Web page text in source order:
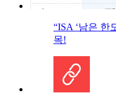
“ISA ‘남은 한
목!